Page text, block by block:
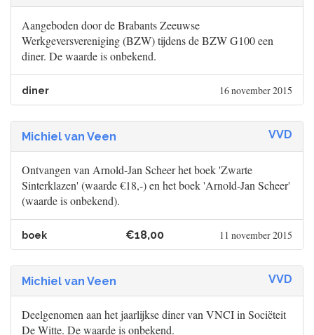
Aangeboden door de Brabants Zeeuwse
Werkgeversvereniging (BZW) tijdens de BZW G100 een
diner. De waarde is onbekend.
diner 16 november 2015
Michiel van Veen VVD
Ontvangen van Arnold-Jan Scheer het boek 'Zwarte
Sinterklazen' (waarde €18,-) en het boek 'Arnold-Jan Scheer'
(waarde is onbekend).
boek €18,00 11 november 2015
Michiel van Veen VVD
Deelgenomen aan het jaarlijkse diner van VNCI in Sociëteit
De Witte. De waarde is onbekend.